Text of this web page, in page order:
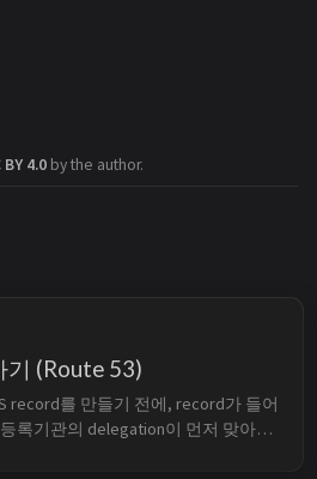
BY 4.0 by the author.
기 (Route 53)
record를 만들기 전에, record가 들어
록기관의 delegation이 먼저 맞아야